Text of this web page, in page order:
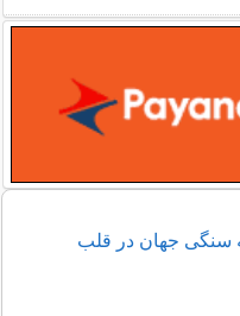
سنگی جهان در قلب